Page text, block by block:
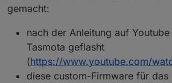
gemacht:
nach der Anleitung auf
Tasmota geflasht
(https://www.youtube.com/
diese custom-Firmware für